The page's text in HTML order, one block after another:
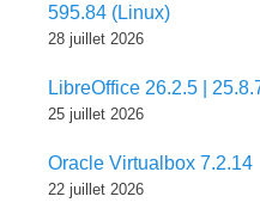
595.84 (Linux)
28 juillet 2026
LibreOffice 26.2.5 |
25 juillet 2026
Oracle Virtualbox 7.2.14
22 juillet 2026